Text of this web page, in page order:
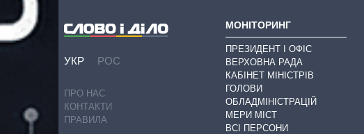
УКР РОС
ПРО НАС
КОНТАКТИ
ПРАВИЛА
МОНІТОРИНГ
ПРЕЗИДЕНТ І ОФІС
ВЕРХОВНА РАДА
КАБІНЕТ МІНІСТРІВ
ГОЛОВИ
ОБЛАДМІНІСТРАЦІЙ
МЕРИ МІСТ
ВСІ ПЕРСОНИ